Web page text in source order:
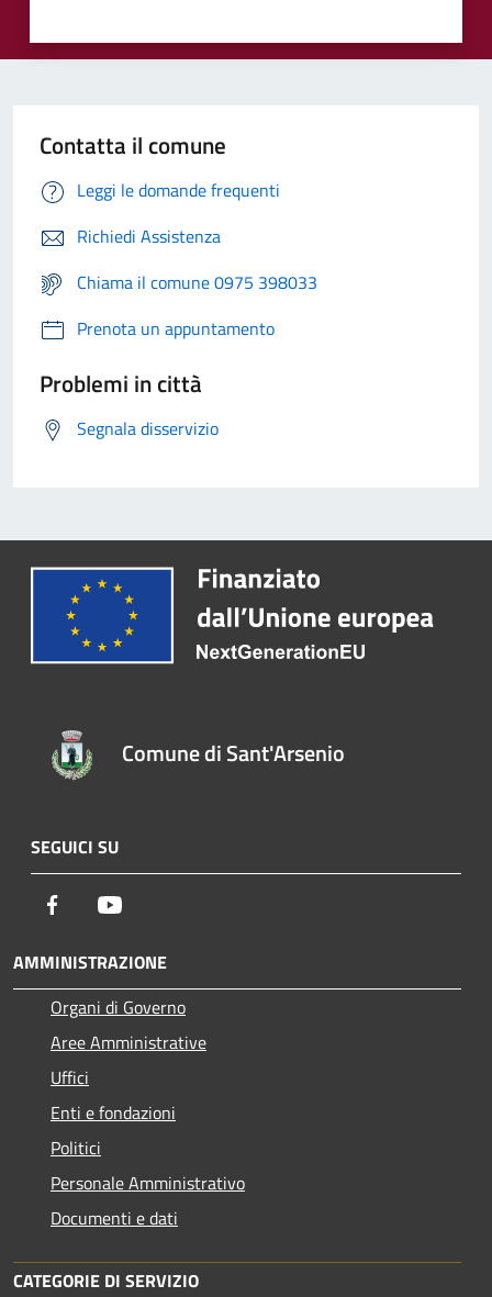
Contatta il comune
Leggi le domande frequenti
Richiedi Assistenza
Chiama il comune 0975 398033
Prenota un appuntamento
Problemi in città
Segnala disservizio
Comune di Sant'Arsenio
SEGUICI SU
Facebook
AMMINISTRAZIONE
Organi di Governo
Aree Amministrative
Uffici
Enti e fondazioni
Politici
Personale Amministrativo
Documenti e dati
CATEGORIE DI SERVIZIO